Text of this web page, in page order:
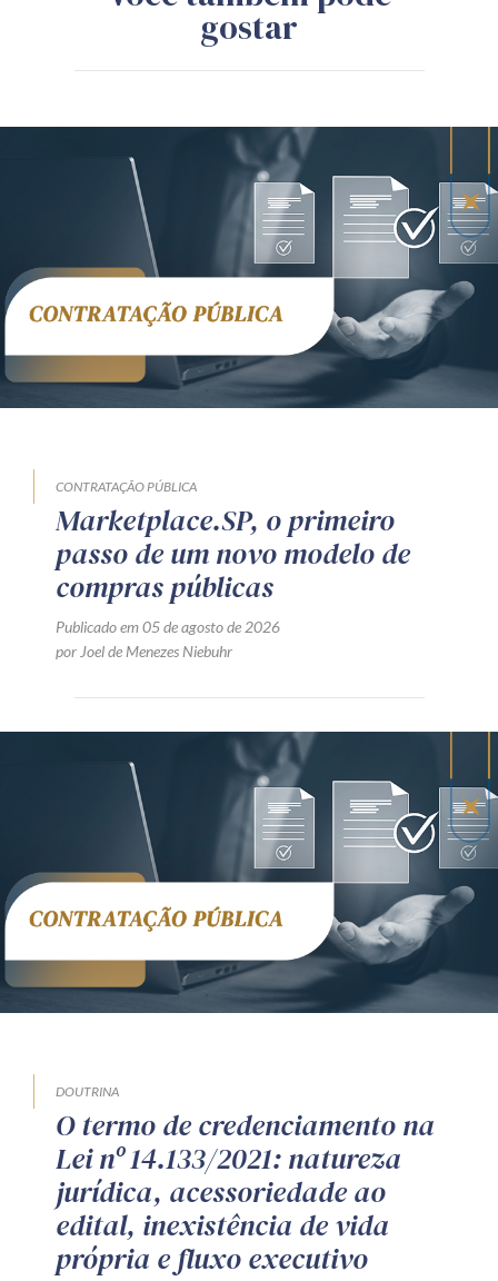
gostar
CONTRATAÇÃO PÚBLICA
Marketplace.SP, o primeiro
passo de um novo modelo de
compras públicas
Publicado em 05 de agosto de 2026
por Joel de Menezes Niebuhr
DOUTRINA
O termo de credenciamento na
Lei nº 14.133/2021: natureza
jurídica, acessoriedade ao
edital, inexistência de vida
própria e fluxo executivo